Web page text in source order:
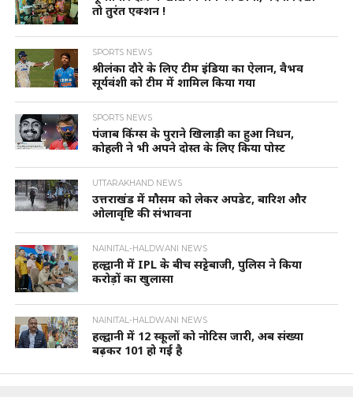
तो तुरंत एक्शन !
SPORTS NEWS
श्रीलंका दौरे के लिए टीम इंडिया का ऐलान, वैभव
सूर्यवंशी को टीम में शामिल किया गया
SPORTS NEWS
पंजाब किंग्स के पुराने खिलाड़ी का हुआ निधन,
कोहली ने भी अपने दोस्त के लिए किया पोस्ट
UTTARAKHAND NEWS
उत्तराखंड में मौसम को लेकर अपडेट, बारिश और
ओलावृष्टि की संभावना
NAINITAL-HALDWANI NEWS
हल्द्वानी में IPL के बीच सट्टेबाजी, पुलिस ने किया
करोड़ों का खुलासा
NAINITAL-HALDWANI NEWS
हल्द्वानी में 12 स्कूलों को नोटिस जारी, अब संख्या
बढ़कर 101 हो गई है